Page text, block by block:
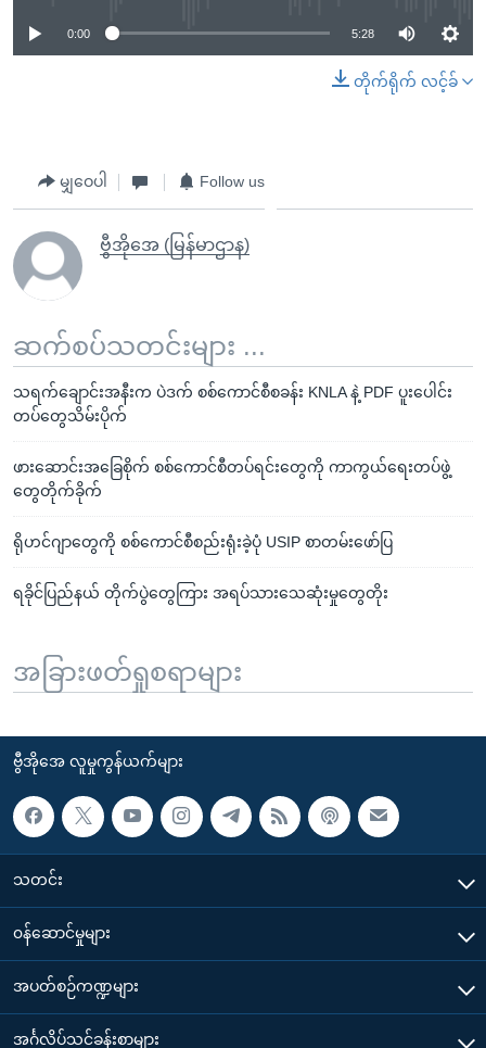
0:00 5:28
တိုက်ရိုက် လင့်ခ်
မျှဝေပါ Follow us
ဗွီအိုအေ (မြန်မာဌာန)
ဆက်စပ်သတင်းများ ...
သရက်ချောင်းအနီးက ပဲဒက် စစ်ကောင်စီစခန်း KNLA နဲ့ PDF ပူးပေါင်း
တပ်တွေသိမ်းပိုက်
ဖားဆောင်းအခြေစိုက် စစ်ကောင်စီတပ်ရင်းတွေကို ကာကွယ်ရေးတပ်ဖွဲ့
တွေတိုက်ခိုက်
ရိုဟင်ဂျာတွေကို စစ်ကောင်စီစည်းရုံးခဲ့ပုံ USIP စာတမ်းဖော်ပြ
ရခိုင်ပြည်နယ် တိုက်ပွဲတွေကြား အရပ်သားသေဆုံးမှုတွေတိုး
အခြားဖတ်ရှုစရာများ
ဗွီအိုအေ လူမှုကွန်ယက်များ
သတင်း
၀န်ဆောင်မှုများ
အပတ်စဉ်ကဏ္ဍများ
အင်္ဂလိပ်သင်ခန်းစာများ